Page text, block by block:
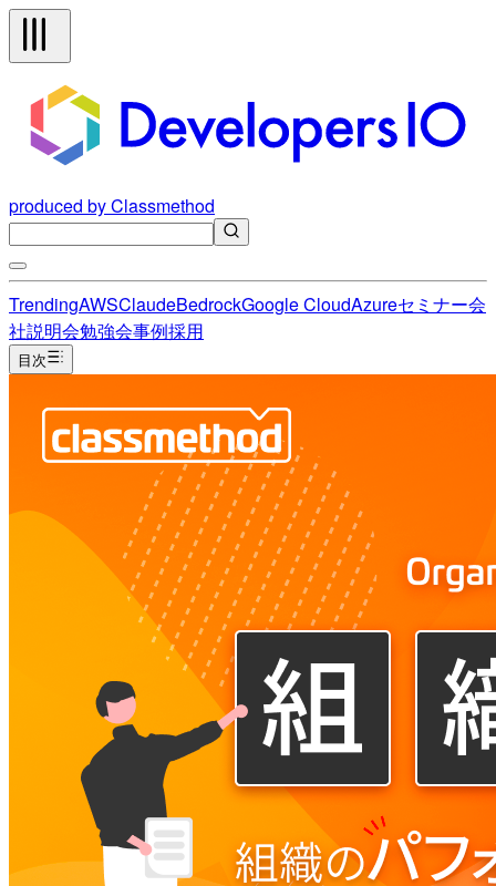
produced by Classmethod
TrendingAWSClaudeBedrockGoogle CloudAzureセミナー会
社説明会勉強会事例採用
目次